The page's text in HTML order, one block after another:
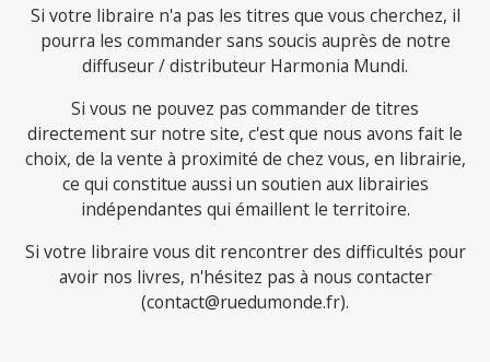
Si votre libraire n'a pas les titres que vous cherchez, il
pourra les commander sans soucis auprès de notre
diffuseur / distributeur Harmonia Mundi.
Si vous ne pouvez pas commander de titres
directement sur notre site, c'est que nous avons fait le
choix, de la vente à proximité de chez vous, en librairie,
ce qui constitue aussi un soutien aux librairies
indépendantes qui émaillent le territoire.
Si votre libraire vous dit rencontrer des difficultés pour
avoir nos livres, n'hésitez pas à nous contacter
(contact@ruedumonde.fr).